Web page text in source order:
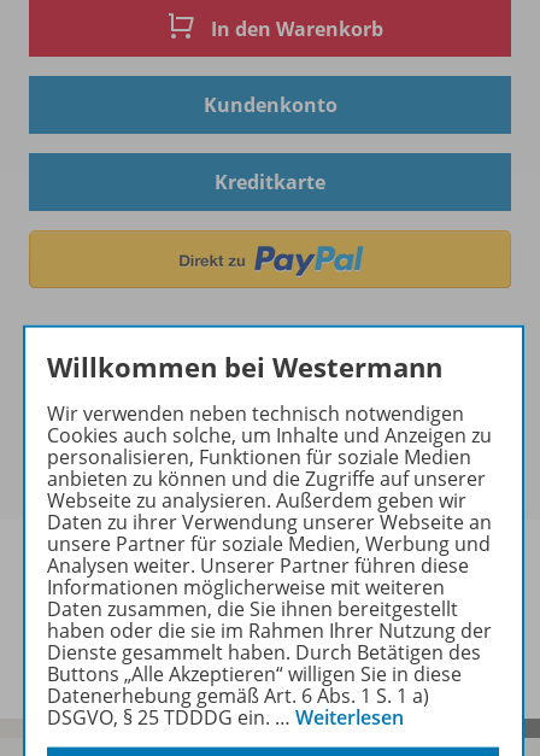
In den Warenkorb
Kundenkonto
Kreditkarte
Hinweis zu Sonderkonditionen
Bei Bezahlung über Paypal und Kreditkarte können
keine Sonderkonditionen gewährt werden.
Informationen
Willkommen bei Westermann
Wir verwenden neben technisch notwendigen
Cookies auch solche, um Inhalte und Anzeigen zu
personalisieren, Funktionen für soziale Medien
anbieten zu können und die Zugriffe auf unserer
Webseite zu analysieren. Außerdem geben wir
Daten zu ihrer Verwendung unserer Webseite an
unsere Partner für soziale Medien, Werbung und
Analysen weiter. Unserer Partner führen diese
Informationen möglicherweise mit weiteren
Daten zusammen, die Sie ihnen bereitgestellt
haben oder die sie im Rahmen Ihrer Nutzung der
Dienste gesammelt haben. Durch Betätigen des
Buttons „Alle Akzeptieren“ willigen Sie in diese
Datenerhebung gemäß Art. 6 Abs. 1 S. 1 a)
DSGVO, § 25 TDDDG ein. … Weiterlesen